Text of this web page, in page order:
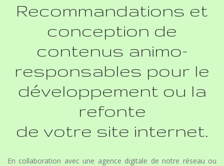
Recommandations et
conception de
contenus animo-
responsables pour le
développement ou la
refonte
de votre site internet.
En collaboration avec une agence digitale de notre réseau ou